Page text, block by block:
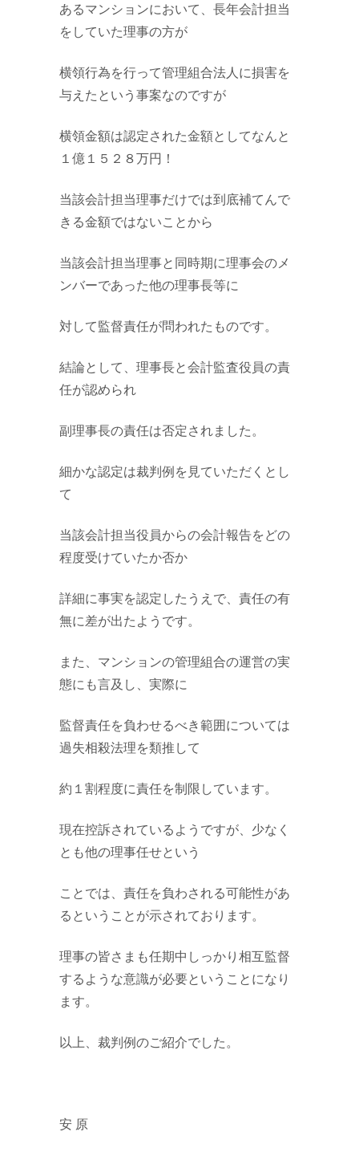
あるマンションにおいて、長年会計担当
をしていた理事の方が
横領行為を行って管理組合法人に損害を
与えたという事案なのですが
横領金額は認定された金額としてなんと
１億１５２８万円！
当該会計担当理事だけでは到底補てんで
きる金額ではないことから
当該会計担当理事と同時期に理事会のメ
ンバーであった他の理事長等に
対して監督責任が問われたものです。
結論として、理事長と会計監査役員の責
任が認められ
副理事長の責任は否定されました。
細かな認定は裁判例を見ていただくとし
て
当該会計担当役員からの会計報告をどの
程度受けていたか否か
詳細に事実を認定したうえで、責任の有
無に差が出たようです。
また、マンションの管理組合の運営の実
態にも言及し、実際に
監督責任を負わせるべき範囲については
過失相殺法理を類推して
約１割程度に責任を制限しています。
現在控訴されているようですが、少なく
とも他の理事任せという
ことでは、責任を負わされる可能性があ
るということが示されております。
理事の皆さまも任期中しっかり相互監督
するような意識が必要ということになり
ます。
以上、裁判例のご紹介でした。
安 原